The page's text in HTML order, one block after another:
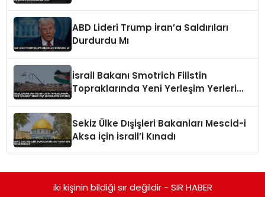
ABD Lideri Trump İran’a Saldırıları
Durdurdu Mı
İsrail Bakanı Smotrich Filistin
Topraklarında Yeni Yerleşim Yerleri
Sekiz Ülke Dışişleri Bakanları Mescid-i
Aksa İçin İsrail’i Kınadı
iki kişinin bildiği sır değildir - SIR HABER